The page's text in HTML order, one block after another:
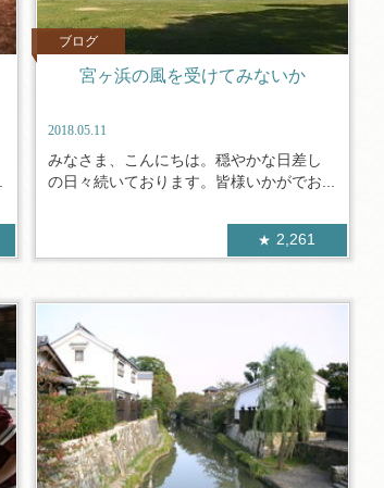
ブログ
宮ヶ浜の風を受けてみないか
2018.05.11
みなさま、こんにちは。穏やかな日差し
の日々続いております。皆様いかがでお...
2,261